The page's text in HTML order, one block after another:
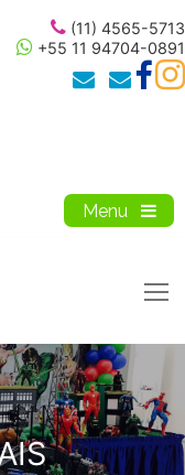
(11) 4565-5713
+55 11 94704-0891